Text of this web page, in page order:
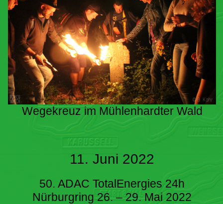
Wegekreuz im Mühlenhardter Wald
11. Juni 2022
50. ADAC TotalEnergies 24h
Nürburgring 26. – 29. Mai 2022